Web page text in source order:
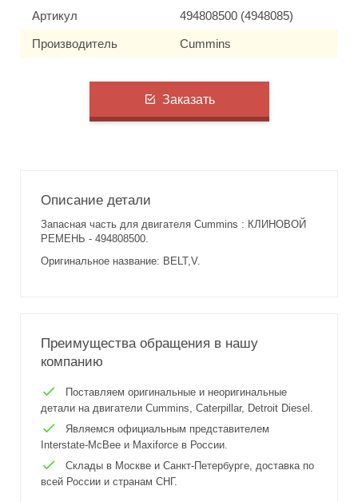
Артикул 494808500 (4948085)
Производитель Cummins
Заказать
Описание детали
Запасная часть для двигателя Cummins : КЛИНОВОЙ
РЕМЕНЬ - 494808500.
Оригинальное название: BELT,V.
Преимущества обращения в нашу
компанию
Поставляем оригинальные и неоригинальные
детали на двигатели Cummins, Caterpillar, Detroit Diesel.
Являемся официальным представителем
Interstate-McBee и Maxiforce в России.
Склады в Москве и Санкт-Петербурге, доставка по
всей России и странам СНГ.